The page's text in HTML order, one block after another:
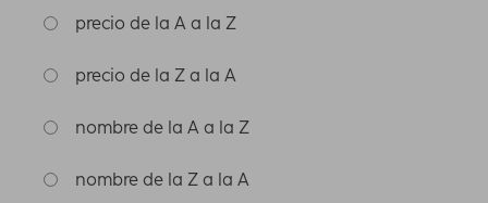
precio de la A a la Z
precio de la Z a la A
nombre de la A a la Z
nombre de la Z a la A